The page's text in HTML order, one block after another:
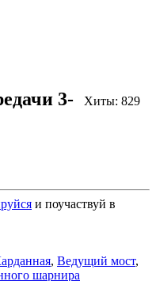
Хиты: 829
3-
и поучаствуй в
, Ведущий мост,
шарнира